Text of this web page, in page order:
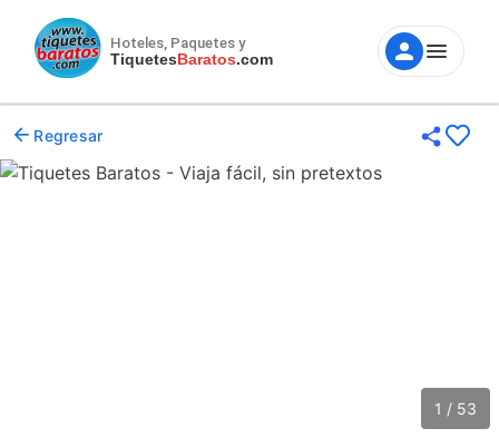
Hoteles, Paquetes y
TiquetesBaratos.com
Regresar
1 / 53